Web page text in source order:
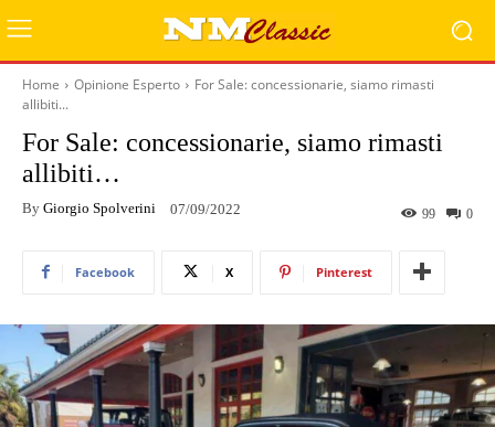
Home Opinione Esperto
For Sale: concessionarie, siamo rimasti
allibiti...
For Sale: concessionarie, siamo rimasti
allibiti…
By Giorgio Spolverini 07/09/2022 0
99
Facebook X Pinterest